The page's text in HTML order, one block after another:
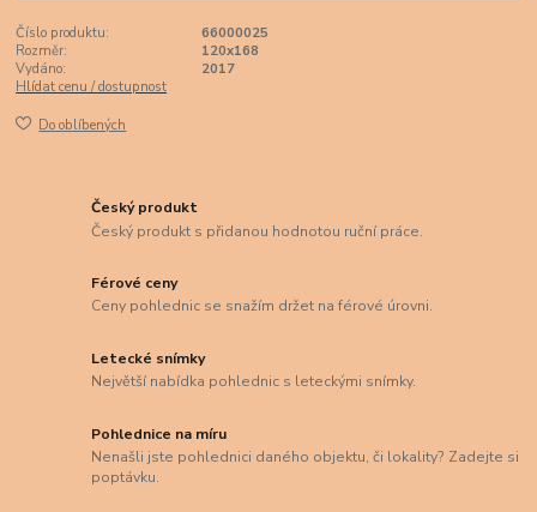
Číslo produktu:
66000025
Rozměr:
120x168
Vydáno:
2017
Hlídat cenu / dostupnost
Do oblíbených
Český produkt
Český produkt s přidanou hodnotou ruční práce.
Férové ceny
Ceny pohlednic se snažím držet na férové úrovni.
Letecké snímky
Největší nabídka pohlednic s leteckými snímky.
Pohlednice na míru
Nenašli jste pohlednici daného objektu, či lokality? Zadejte si
poptávku.